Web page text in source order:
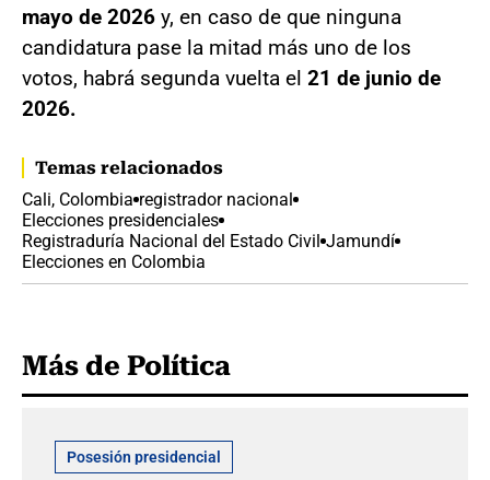
mayo de 2026 y, en caso de que ninguna
candidatura pase la mitad más uno de los
votos, habrá segunda vuelta el 21 de junio de
2026.
Temas relacionados
Cali, Colombia registrador nacional
Elecciones presidenciales
Registraduría Nacional del Estado Civil Jamundí
Elecciones en Colombia
Más de Política
Posesión presidencial